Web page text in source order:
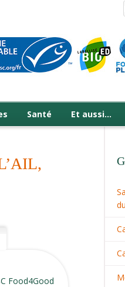
Santé Et aussi…
Food4Good